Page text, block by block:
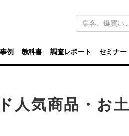
キ
ワ
ド
検
索
事例 教科書 調査レポート セミナー
人気商品・お